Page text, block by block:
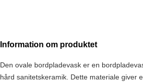
Information om produktet
Den ovale bordpladevask er en
hård sanitetskeramik. Dette materiale giver